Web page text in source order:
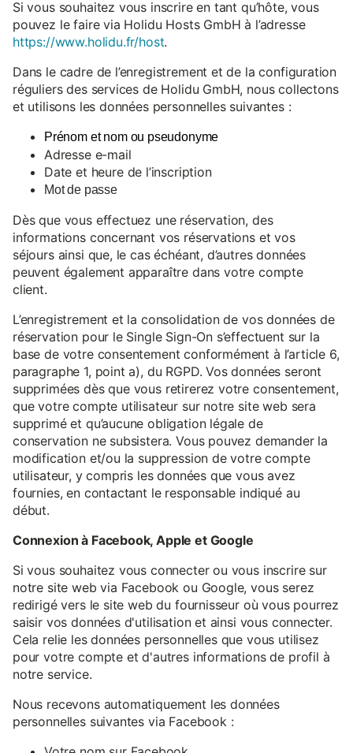
Si vous souhaitez vous inscrire en tant qu’hôte, vous
pouvez le faire via Holidu Hosts GmbH à l’adresse
https://www.holidu.fr/host.
Dans le cadre de l’enregistrement et de la configuration
réguliers des services de Holidu GmbH, nous collectons
et utilisons les données personnelles suivantes :
Prénom et nom ou pseudonyme
Adresse e-mail
Date et heure de l’inscription
Mot de passe
Dès que vous effectuez une réservation, des
informations concernant vos réservations et vos
séjours ainsi que, le cas échéant, d’autres données
peuvent également apparaître dans votre compte
client.
L’enregistrement et la consolidation de vos données de
réservation pour le Single Sign-On s’effectuent sur la
base de votre consentement conformément à l’article 6,
paragraphe 1, point a), du RGPD. Vos données seront
supprimées dès que vous retirerez votre consentement,
que votre compte utilisateur sur notre site web sera
supprimé et qu’aucune obligation légale de
conservation ne subsistera. Vous pouvez demander la
modification et/ou la suppression de votre compte
utilisateur, y compris les données que vous avez
fournies, en contactant le responsable indiqué au
début.
Connexion à Facebook, Apple et Google
Si vous souhaitez vous connecter ou vous inscrire sur
notre site web via Facebook ou Google, vous serez
redirigé vers le site web du fournisseur où vous pourrez
saisir vos données d'utilisation et ainsi vous connecter.
Cela relie les données personnelles que vous utilisez
pour votre compte et d'autres informations de profil à
notre service.
Nous recevons automatiquement les données
personnelles suivantes via Facebook :